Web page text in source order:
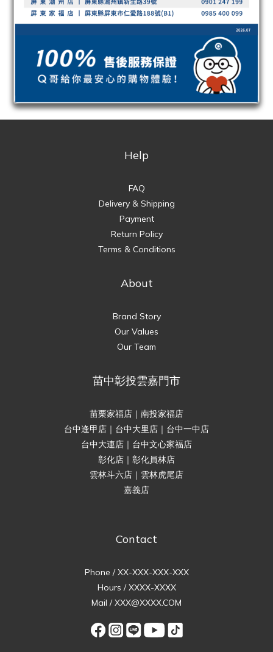
Help
FAQ
Delivery & Shipping
Payment
Return Policy
Terms & Conditions
About
Brand Story
Our Values
Our Team
苗中彰投雲嘉門市
苗栗家福店｜南投家福店
台中逢甲店｜台中大里店｜台中一中店
台中大連店｜台中文心家福店
彰化店｜彰化員林店
雲林斗六店｜雲林虎尾店
嘉義店
Contact
Phone / XX-XXX-XXX-XXX
Hours / XXXX-XXXX
Mail / XXX@XXXX.COM